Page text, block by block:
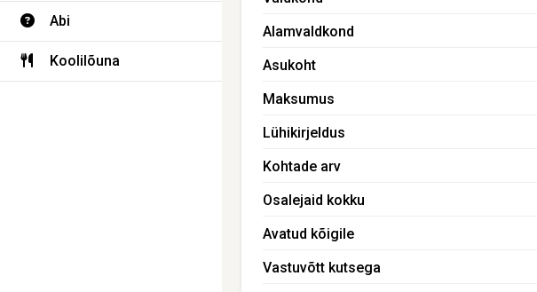
Abi
Koolilõuna
Alamvaldkond
Asukoht
Maksumus
Lühikirjeldus
Kohtade arv
Osalejaid kokku
Avatud kõigile
Vastuvõtt kutsega